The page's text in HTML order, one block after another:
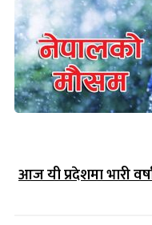
आज यी प्रदेशमा भारी